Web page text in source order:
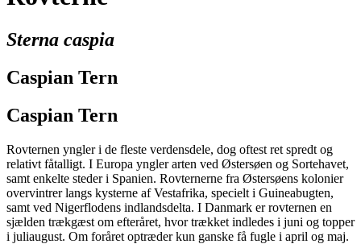
Sterna caspia
Caspian Tern
Caspian Tern
Rovternen yngler i de fleste verdensdele, dog oftest ret spredt og
relativt fåtalligt. I Europa yngler arten ved Østersøen og Sortehavet,
samt enkelte steder i Spanien. Rovternerne fra Østersøens kolonier
overvintrer langs kysterne af Vestafrika, specielt i Guineabugten,
samt ved Nigerflodens indlandsdelta. I Danmark er rovternen en
sjælden trækgæst om efteråret, hvor trækket indledes i juni og topper
i juliaugust. Om foråret optræder kun ganske få fugle i april og maj.